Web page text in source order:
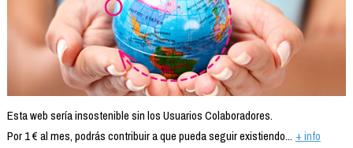
Esta web sería insostenible sin los Usuarios Colaboradores.
Por 1 € al mes, podrás contribuir a que pueda seguir existiendo... + info